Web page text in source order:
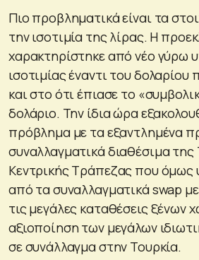
Πιο προβληματικά είναι τα
την ισοτιμία της λίρας. Η
χαρακτηρίστηκε από νέο γύρω
ισοτιμίας έναντι του
και στο ότι έπιασε το
δολάριο. Την ίδια ώρα
πρόβλημα με τα εξαντλημένα
συναλλαγματικά διαθέσιμα της
Κεντρικής Τράπεζας που όμως
από τα συναλλαγματικά swap
τις μεγάλες καταθέσεις ξένων
αξιοποίηση των μεγάλων
σε συνάλλαγμα στην Τουρκία.